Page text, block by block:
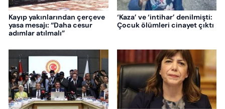
Kayıp yakınlarından çerçeve
yasa mesajı: “Daha cesur
adımlar atılmalı”
‘Kaza’ ve ‘intihar’ denilmişti:
Çocuk ölümleri cinayet çıktı